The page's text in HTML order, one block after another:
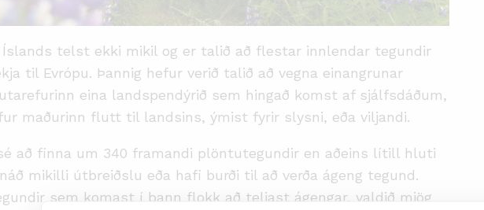
Íslands telst ekki mikil og er talið að flestar innlendar tegundir
til Evrópu. Þannig hefur verið talið að vegna einangrunar
eina landspendýrið sem hingað komst af sjálfsdáðum,
maðurinn flutt til landsins, ýmist fyrir slysni, eða viljandi.
að finna um 340 framandi plöntutegundir en aðeins lítill hluti
mikilli útbreiðslu eða hafi burði til að verða ágeng tegund.
sem komast í þann flokk að teljast ágengar, valdið mjög